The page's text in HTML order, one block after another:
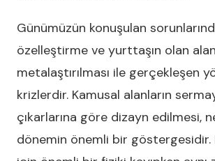
Günümüzün konuşulan
özelleştirme ve yurttaşın olan
metalaştırılması ile gerçekleşen
krizlerdir. Kamusal alanların
çıkarlarına göre dizayn edilmesi,
dönemin önemli bir